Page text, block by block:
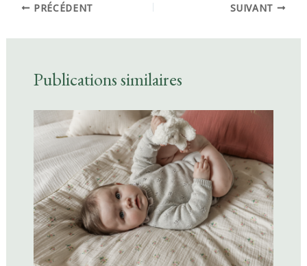
PRÉCÉDENT SUIVANT
Publications similaires